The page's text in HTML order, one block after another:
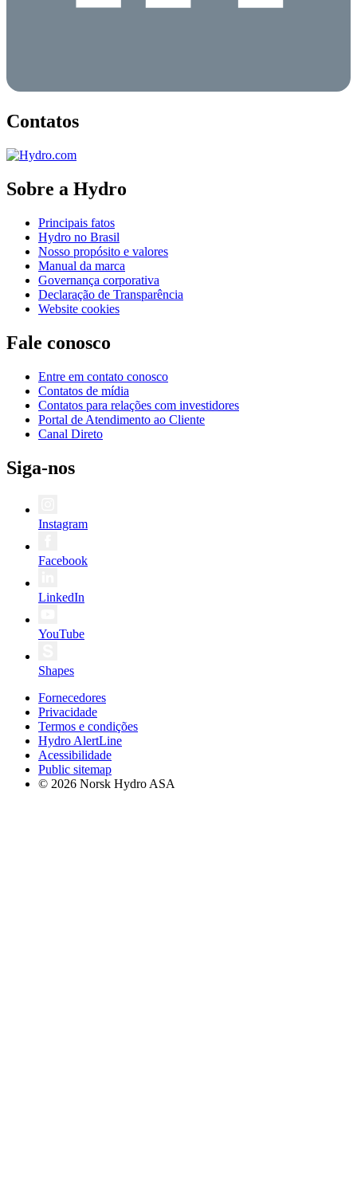
Contatos
Sobre a Hydro
Principais fatos
Hydro no Brasil
Nosso propósito e valores
Manual da marca
Governança corporativa
Declaração de Transparência
Website cookies
Fale conosco
Entre em contato conosco
Contatos de mídia
Contatos para relações com investidores
Portal de Atendimento ao Cliente
Canal Direto
Siga-nos
Instagram
Facebook
LinkedIn
YouTube
Shapes
Fornecedores
Privacidade
Termos e condições
Hydro AlertLine
Acessibilidade
Public sitemap
© 2026 Norsk Hydro ASA